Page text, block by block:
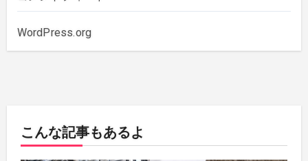
2019年10月
2018年5月
WordPress.org
こんな記事もあるよ